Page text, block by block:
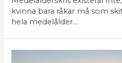
kvinna bara råkar må som
hela medelålder…